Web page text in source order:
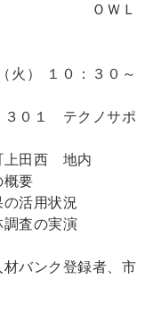
ＷＬ
） １０：３０～
０１ テクノサポ
田西 地内
ドの概要
活用状況
査の実演
バンク登録者、市